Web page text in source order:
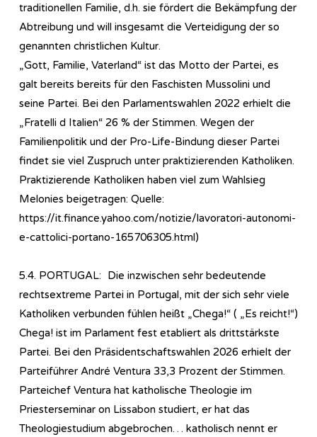
traditionellen Familie, d.h. sie fördert die Bekämpfung der
Abtreibung und will insgesamt die Verteidigung der so
genannten christlichen Kultur.
„Gott, Familie, Vaterland“ ist das Motto der Partei, es
galt bereits bereits für den Faschisten Mussolini und
seine Partei. Bei den Parlamentswahlen 2022 erhielt die
„Fratelli d Italien“ 26 % der Stimmen. Wegen der
Familienpolitik und der Pro-Life-Bindung dieser Partei
findet sie viel Zuspruch unter praktizierenden Katholiken.
Praktizierende Katholiken haben viel zum Wahlsieg
Melonies beigetragen: Quelle:
https://it.finance.yahoo.com/notizie/lavoratori-autonomi-
e-cattolici-portano-165706305.html)
5.4. PORTUGAL: Die inzwischen sehr bedeutende
rechtsextreme Partei in Portugal, mit der sich sehr viele
Katholiken verbunden fühlen heißt „Chega!“ ( „Es reicht!“)
Chega! ist im Parlament fest etabliert als drittstärkste
Partei. Bei den Präsidentschaftswahlen 2026 erhielt der
Parteiführer André Ventura 33,3 Prozent der Stimmen.
Parteichef Ventura hat katholische Theologie im
Priesterseminar on Lissabon studiert, er hat das
Theologiestudium abgebrochen… katholisch nennt er